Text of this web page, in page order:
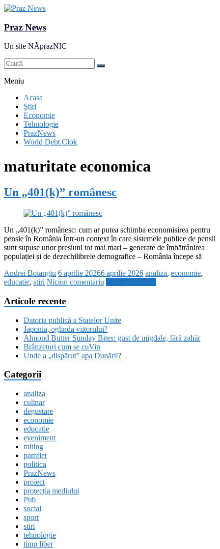
Praz News
Un site NĂprazNIC
Meniu
Acasa
Ştiri
Economie
Tehnologie
PrazNews
World Debt Clok
maturitate economica
Un „401(k)” românesc
Un „401(k)” românesc: cum ar putea schimba economisirea pentru
pensie în România Într-un context în care sistemele publice de pensii
sunt supuse unor presiuni tot mai mari – generate de îmbătrânirea
populației și de dezechilibrele demografice – România începe să
Andrei Boiangiu 6 aprilie 20266 aprilie 2026 analiza, economie,
educatie, stiri Niciun comentariu
Articole recente
Datoria publică a Statelor Unite
Japonia, oglinda viitorului?
Almond Butter Sunday Bites: gust de migdale, fără zahăr
Brânzeturi cum se cuVin
Unde a „dispărut” apa Dunării?
Categorii
analiza
culinar
degustare
economie
educatie
eveniment
miting
pamflet
politica
PrazNews
proiect
protecția mediului
Pub
social
sport
stiri
tehnologie
timp liber